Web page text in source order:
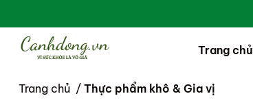
Trang chủ
Trang chủ / Thực phẩm khô & Gia vị